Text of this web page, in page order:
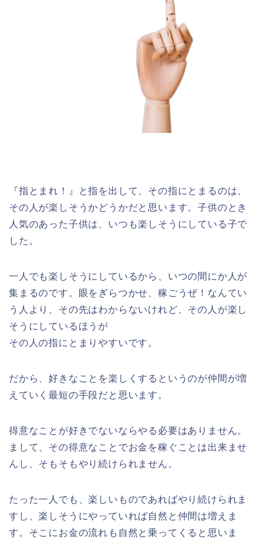
『指とまれ！』と指を出して、その指にとまるのは、
その人が楽しそうかどうかだと思います。子供のとき
人気のあった子供は、いつも楽しそうにしている子で
した。
一人でも楽しそうにしているから、いつの間にか人が
集まるのです。眼をぎらつかせ、稼ごうぜ！なんてい
う人より、その先はわからないけれど、その人が楽し
そうにしているほうが
その人の指にとまりやすいです。
だから、好きなことを楽しくするというのが仲間が増
えていく最短の手段だと思います。
得意なことが好きでないならやる必要はありません。
まして、その得意なことでお金を稼ぐことは出来ませ
んし、そもそもやり続けられません。
たった一人でも、楽しいものであればやり続けられま
すし、楽しそうにやっていれば自然と仲間は増えま
す。そこにお金の流れも自然と乗ってくると思いま